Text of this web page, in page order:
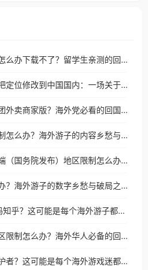
海外看电视地区限制怎么办下载不了？留学生亲测的回国加速方案（附2026世界杯观赛技巧）
在菲律宾用陌陌怎么把定位修改到中国国内：一场关于归属感与连接的探索
比利时怎么打不开美团外卖商家版？海外党必看的回国加速全攻略
时刻新闻国外地区限制怎么办？海外游子的内容乡愁与破局之路
在美国用国务院客户端（国务院发布）地区限制怎么办？3步解决海外看国内内容难题
瑞士怎么打不开蒙速办？海外游子的数字乡愁与破局之路
B站会员在国外能用吗知乎？这可能是每个海外游子都问过的问题
在越南用乐视视频地区限制怎么办？海外华人必备的回国加速攻略
怎么在国外玩隐形守护者？这可能是每个海外游戏迷都问过的问题